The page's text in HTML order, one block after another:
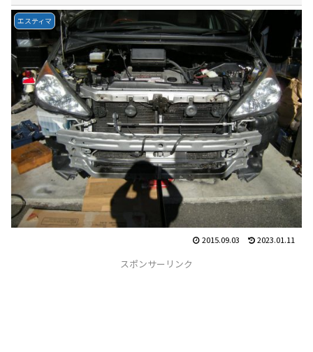
エスティマ
2015.09.03 2023.01.11
スポンサーリンク